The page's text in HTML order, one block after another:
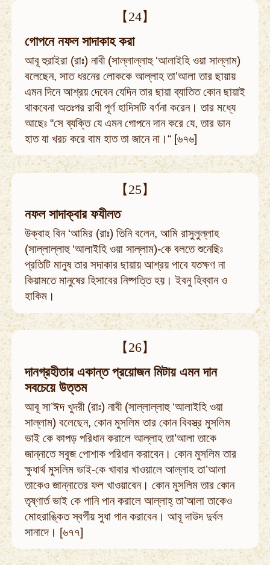
【24】
গোপনে নফল সাদাকাহ করা
আবূ হুরাইরা (রাঃ) নাবী (সাল্লাল্লাহু ‘আলাইহি ওয়া সাল্লাম)
বলেছেন, সাত ধরনের লোককে আল্লাহ তা’আলা তার ছায়ায়
এমন দিনে আশ্রয় দেবেন যেদিন তার ছায়া ব্যাতিত কোন ছায়াই
থাকবেনা অতঃপর রাবী পূর্ণ হাদিসটি বর্ণনা করেন। তার মধ্যে
আছেঃ “সে ব্যক্তি যে এমন গোপনে দান করে যে, তার ডান
হাত যা খরচ করে বাম হাত তা জানে না।“ [৬৭৬]
【25】
নফল সাদাক্বার ফযীলত
উক্‌বাহ বিন ‘আমির (রাঃ) তিনি বলেন, আমি রাসুলুল্লাহ
(সাল্লাল্লাহু ‘আলাইহি ওয়া সাল্লাম)-কে বলতে শুনেছিঃ
প্রতিটি মানুষ তার সদাকার ছায়ায় আশ্রয় পাবে যতক্ষণ না
কিয়ামতে মানুষের হিসাবের নিষ্পত্তি হয়। ইবনু হিব্বান ও
হাকিম।
【26】
দানগ্রহীতার একান্ত প্রয়োজন মিটায় এমন দান
সবচেয়ে উত্তম
আবূ সা’ঈদ খুদরী (রাঃ) নাবী (সাল্লাল্লাহু ‘আলাইহি ওয়া
সাল্লাম) বলেছেন, কোন মুসলিম তার কোন বিবস্ত্র মুসলিম
ভাই কে কাপড় পরিধান করালে আল্লাহ তা’আলা তাকে
জান্নাতে সবুজ পোশাক পরিধান করাবেন। কোন মুসলিম তার
ক্ষুধার্থ মুসলিম ভাই-কে খাবার খাওয়ালে আল্লাহ তা’আলা
তাকেও জান্নাতের ফল খাওয়াবেন। কোন মুসলিম তার কোন
তৃষ্ণার্ত ভাই কে পানি পান করালে আল্লাহ্‌ তা’আলা তাকেও
মোহরাঙ্কিত স্বর্গীয় সুধা পান করাবেন। আবূ দাউদ দুর্বল
সানাদে। [৬৭৭]